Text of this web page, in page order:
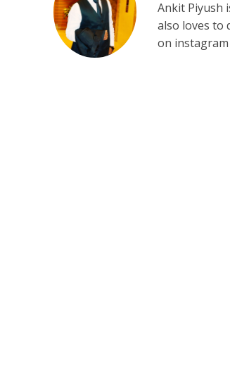
Ankit Piyush
also loves to
on